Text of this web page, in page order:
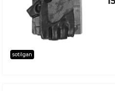
sotilgan